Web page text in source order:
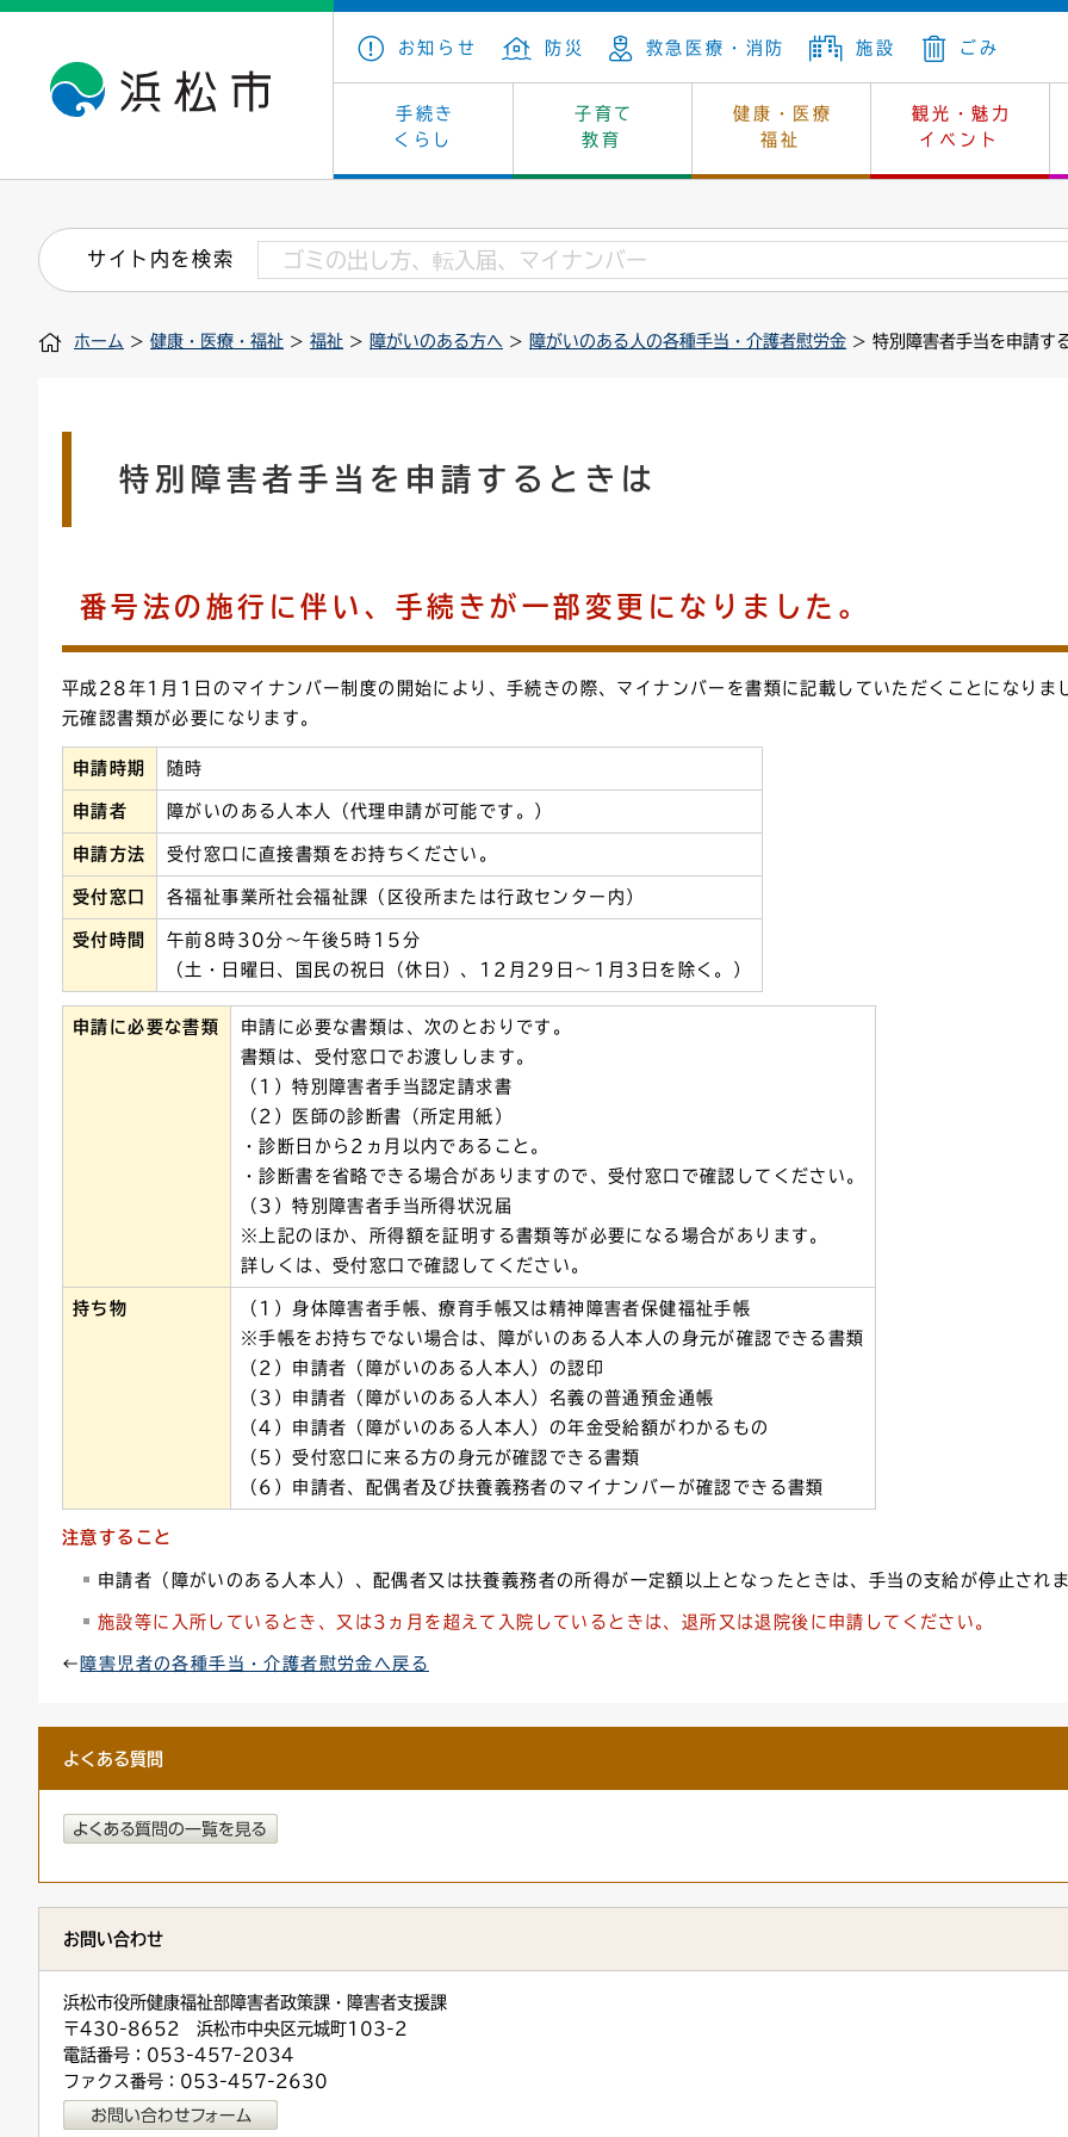
お知らせ 防災 救急医療・消防 施設 ごみ
手続き
くらし
子育て
教育
健康・医療
福祉
観光・魅力
イベント
戸籍・住民の手続き 保険・年金 上下水道
住まい・建築 墓地・斎場 消費生活
税金 法人税 環境
子育て・青少年・若者 教育 生涯学習
看護専門学校 学級閉鎖 幼稚園一覧
小学校一覧 中学校一覧
健康・医療 福祉 休日当番医
介護保険 保健所
文化・芸術 文化財 レジャー・スポーツ
浜松・浜名湖だいすきネット はじめよう、ハマライフ
産業振興 カーボンニュートラル 土地
発注情報(入札・契約) 福祉・介護 環境対策
募集 雇用・就労 企業立地
市の概要 庁舎案内 市長の部屋
外郭団体 統計 選挙
職員採用 市有財産 例規・公示
サイト内を検索
ホーム > 健康・医療・福祉 > 福祉 > 障がいのある方へ > 障がいのある人の各種手当・介護者慰労金 > 特別障害者手当を申請す
特別障害者手当を申請するときは
番号法の施行に伴い、手続きが一部変更になりました。
平成28年1月1日のマイナンバー制度の開始により、手続きの際、マイナンバーを書類に記載していただくことになりま
元確認書類が必要になります。
申請時期 随時
申請者 障がいのある人本人（代理申請が可能です。）
申請方法 受付窓口に直接書類をお持ちください。
受付窓口 各福祉事業所社会福祉課（区役所または行政センター内）
受付時間
午前8時30分～午後5時15分
（土・日曜日、国民の祝日（休日）、12月29日～1月3日を除く。）
申請に必要な書類
申請に必要な書類は、次のとおりです。
書類は、受付窓口でお渡しします。
（1）特別障害者手当認定請求書
（2）医師の診断書（所定用紙）
・診断日から2ヵ月以内であること。
・診断書を省略できる場合がありますので、受付窓口で確認してください。
（3）特別障害者手当所得状況届
※上記のほか、所得額を証明する書類等が必要になる場合があります。
詳しくは、受付窓口で確認してください。
持ち物
（1）身体障害者手帳、療育手帳又は精神障害者保健福祉手帳
※手帳をお持ちでない場合は、障がいのある人本人の身元が確認できる書類
（2）申請者（障がいのある人本人）の認印
（3）申請者（障がいのある人本人）名義の普通預金通帳
（4）申請者（障がいのある人本人）の年金受給額がわかるもの
（5）受付窓口に来る方の身元が確認できる書類
（6）申請者、配偶者及び扶養義務者のマイナンバーが確認できる書類
注意すること
申請者（障がいのある人本人）、配偶者又は扶養義務者の所得が一定額以上となったときは、手当の支給が停止され
施設等に入所しているとき、又は3ヵ月を超えて入院しているときは、退所又は退院後に申請してください。
← 障害児者の各種手当・介護者慰労金へ戻る
よくある質問
お問い合わせ
浜松市役所健康福祉部障害者政策課・障害者支援課
〒430-8652 浜松市中央区元城町103-2
電話番号：053-457-2034
ファクス番号：053-457-2630